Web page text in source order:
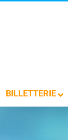
BILLETTERIE